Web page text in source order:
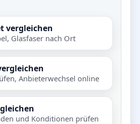
vergleichen
Glasfaser nach Ort
Anbieterwechsel online
und Konditionen prüfen